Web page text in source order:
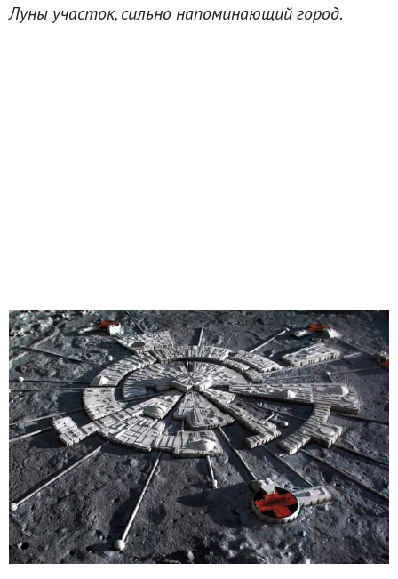
Луны участок, сильно напоминающий город.